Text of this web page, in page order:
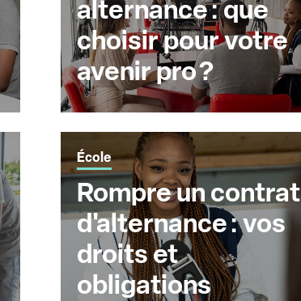
alternance : que
choisir pour votre
avenir pro ?
École
Rompre un contrat
d'alternance : vos
droits et
obligations